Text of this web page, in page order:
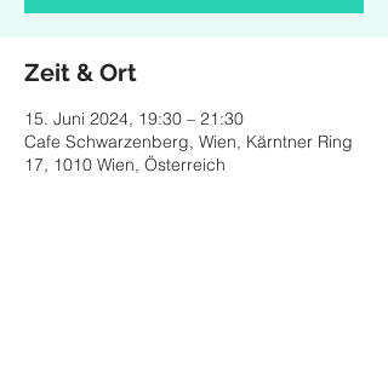
Zeit & Ort
15. Juni 2024, 19:30 – 21:30
Cafe Schwarzenberg, Wien, Kärntner Ring
17, 1010 Wien, Österreich